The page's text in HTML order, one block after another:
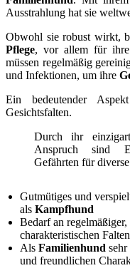
Ausstrahlung hat sie
Obwohl sie robust wirkt,
Pflege, vor allem für ihre
müssen regelmäßig
und Infektionen, um ihre
Ein bedeutender
Gesichtsfalten.
Durch ihr
Anspruch sind
Gefährten für
Gutmütiges und
als Kampfhund
Bedarf an
charakteristischen Falten
Als Familienhund
und freundlichen